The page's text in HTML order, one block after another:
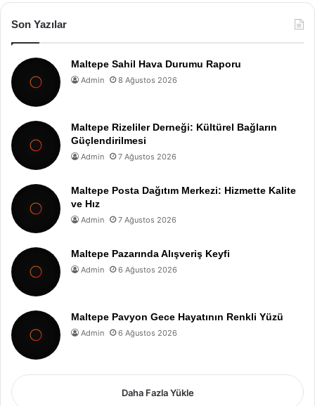
Son Yazılar
Maltepe Sahil Hava Durumu Raporu
Admin 8 Ağustos 2026
Maltepe Rizeliler Derneği: Kültürel Bağların
Güçlendirilmesi
Admin 7 Ağustos 2026
Maltepe Posta Dağıtım Merkezi: Hizmette Kalite
ve Hız
Admin 7 Ağustos 2026
Maltepe Pazarında Alışveriş Keyfi
Admin 6 Ağustos 2026
Maltepe Pavyon Gece Hayatının Renkli Yüzü
Admin 6 Ağustos 2026
Daha Fazla Yükle